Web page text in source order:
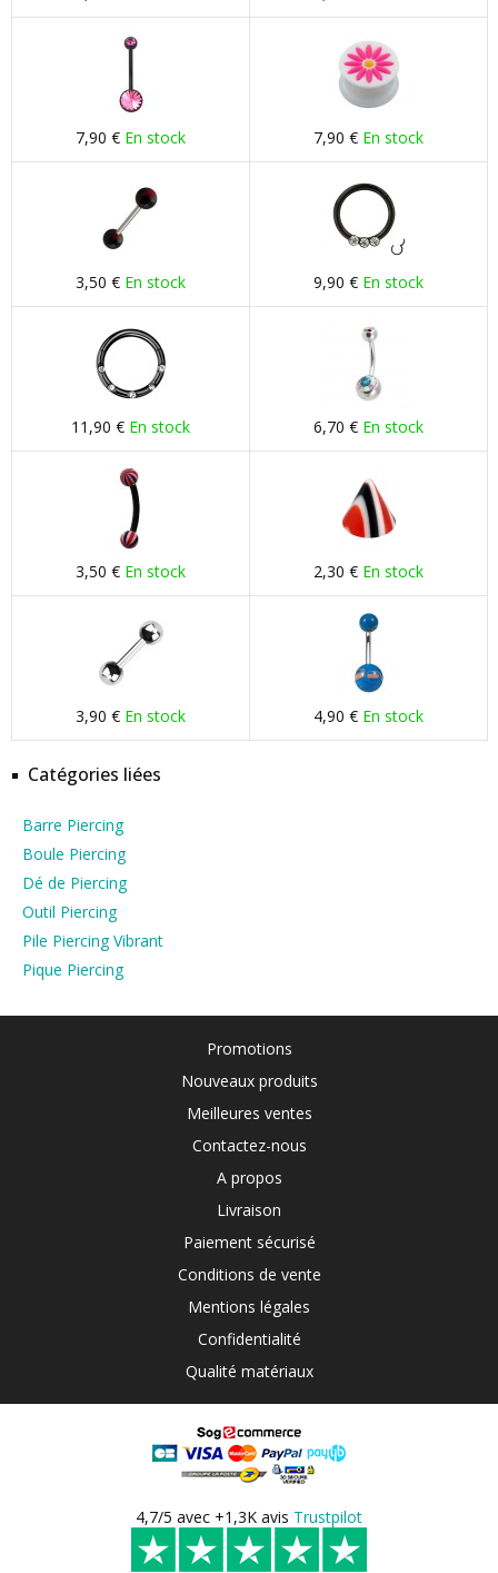
7,90 € En stock 7,90 € En stock
3,50 € En stock 9,90 € En stock
11,90 € En stock 6,70 € En stock
3,50 € En stock 2,30 € En stock
3,90 € En stock 4,90 € En stock
Catégories liées
Barre Piercing
Boule Piercing
Dé de Piercing
Outil Piercing
Pile Piercing Vibrant
Pique Piercing
Promotions
Nouveaux produits
Meilleures ventes
Contactez-nous
A propos
Livraison
Paiement sécurisé
Conditions de vente
Mentions légales
Confidentialité
Qualité matériaux
4,7/5 avec +1,3K avis Trustpilot